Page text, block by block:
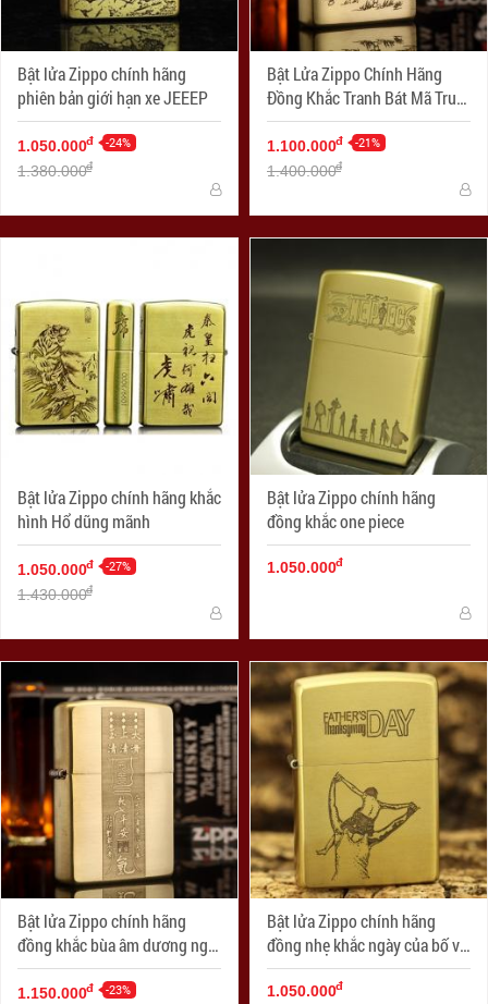
Bật lửa Zippo chính hãng
phiên bản giới hạn xe JEEEP
1.050.000đ -24%
1.380.000đ
Bật Lửa Zippo Chính Hãng
Đồng Khắc Tranh Bát Mã Truy
Phong
1.100.000đ -21%
1.400.000đ
Bật lửa Zippo chính hãng khắc
hình Hổ dũng mãnh
1.050.000đ -27%
1.430.000đ
Bật lửa Zippo chính hãng
đồng khắc one piece
1.050.000đ
Bật lửa Zippo chính hãng
đồng khắc bùa âm dương ngũ
hành
1.150.000đ -23%
Bật lửa Zippo chính hãng
đồng nhẹ khắc ngày của bố vô
cùng ý nghĩa
1.050.000đ